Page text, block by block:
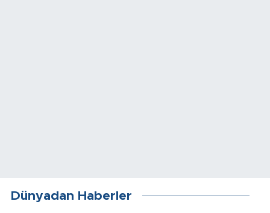
Dünyadan Haberler